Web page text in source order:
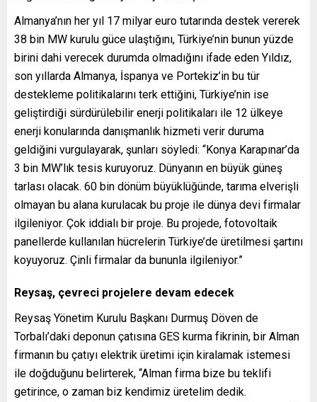
Almanya’nın her yıl 17 milyar euro tutarında destek vererek
38 bin MW kurulu güce ulaştığını, Türkiye’nin bunun yüzde
birini dahi verecek durumda olmadığını ifade eden Yıldız,
son yıllarda Almanya, İspanya ve Portekiz’in bu tür
destekleme politikalarını terk ettiğini, Türkiye’nin ise
geliştirdiği sürdürülebilir enerji politikaları ile 12 ülkeye
enerji konularında danışmanlık hizmeti verir duruma
geldiğini vurgulayarak, şunları söyledi: “Konya Karapınar’da
3 bin MW’lık tesis kuruyoruz. Dünyanın en büyük güneş
tarlası olacak. 60 bin dönüm büyüklüğünde, tarıma elverişli
olmayan bu alana kurulacak bu proje ile dünya devi firmalar
ilgileniyor. Çok iddialı bir proje. Bu projede, fotovoltaik
panellerde kullanılan hücrelerin Türkiye’de üretilmesi şartını
koyuyoruz. Çinli firmalar da bununla ilgileniyor.”
Reysaş, çevreci projelere devam edecek
Reysaş Yönetim Kurulu Başkanı Durmuş Döven de
Torbalı’daki deponun çatısına GES kurma fikrinin, bir Alman
firmanın bu çatıyı elektrik üretimi için kiralamak istemesi
ile doğduğunu belirterek, “Alman firma bize bu teklifi
getirince, o zaman biz kendimiz üretelim dedik.